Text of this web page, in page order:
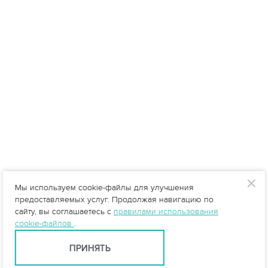
Мы используем cookie-файлы для улучшения
предоставляемых услуг. Продолжая навигацию по
сайту, вы соглашаетесь с правилами использования
cookie-файлов .
ПРИНЯТЬ